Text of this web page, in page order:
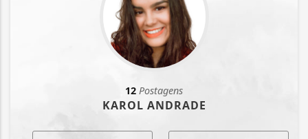
12 Postagens
KAROL ANDRADE